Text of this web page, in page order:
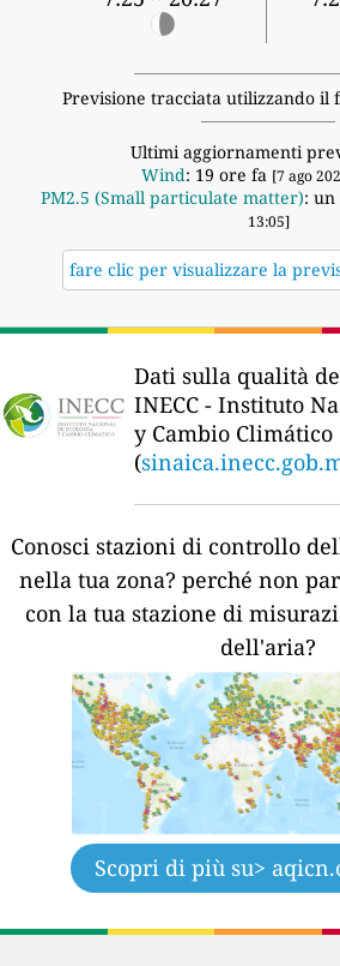
Previsione tracciata utilizzando il
Ultimi aggiornamenti
Wind: 19 ore fa [7 ago
PM2.5 (Small particulate matter):
13:05]
fare clic per visualizzare la
Dati sulla qualità
INECC - Instituto
y Cambio Climático
(
Conosci stazioni di controllo
nella tua zona? perché non
con la tua stazione di
dell'aria?
Scopri di più su>